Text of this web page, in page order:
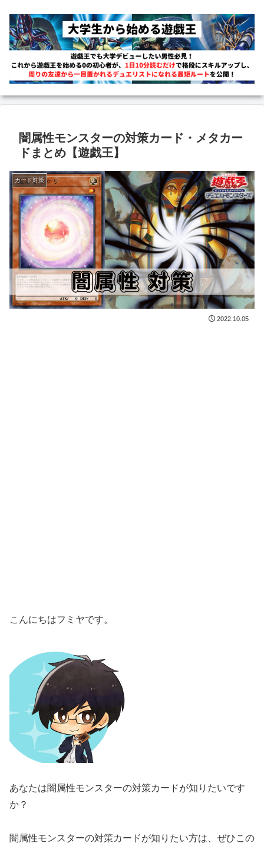
闇属性モンスターの対策カード・メタカー
ドまとめ【遊戯王】
カード対策
2022.10.05
こんにちはフミヤです。
あなたは闇属性モンスターの対策カードが知りたいです
か？
闇属性モンスターの対策カードが知りたい方は、ぜひこの